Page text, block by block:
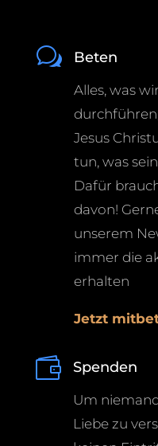
w Beten
Alles, was
Jesus
tun, was
Dafür
davon!
unserem
immer die
erhalten
Jetzt
 Spenden
Um
Liebe zu